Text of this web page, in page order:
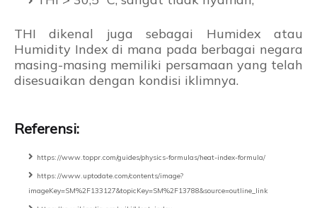
THI dikenal juga sebagai Humidex atau
Humidity Index di mana pada berbagai negara
masing-masing memiliki persamaan yang telah
disesuaikan dengan kondisi iklimnya.
Referensi:
https://www.toppr.com/guides/physics-formulas/heat-index-formula/
https://www.uptodate.com/contents/image?
imageKey=SM%2F133127&topicKey=SM%2F13788&source=outline_link